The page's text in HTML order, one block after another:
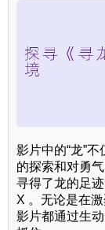
影片中的“龙”
的探索和对勇
寻得了龙的足
X 。无论是在
影片都通过生